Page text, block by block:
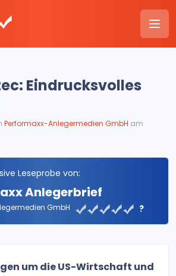
Eindrucksvolles
Performaxx-Anlegermedien GmbH am
Leseprobe von:
Anlegerbrief
GmbH ?
um die US-Wirtschaft und